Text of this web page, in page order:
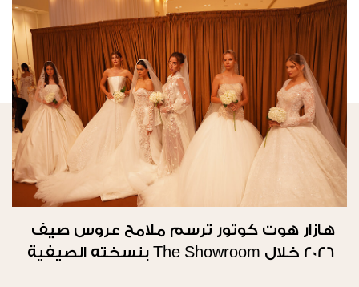
هازار هوت كوتور ترسم ملامح عروس صيف
2026 خلال The Showroom بنسخته الصيفية